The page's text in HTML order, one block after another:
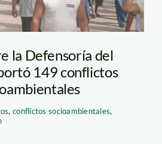
la Defensoría del
149 conflictos
,conflictos socioambientales,